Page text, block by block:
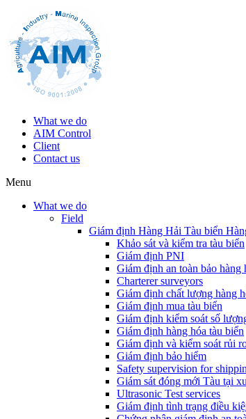
What we do
AIM Control
Client
Contact us
Menu
What we do
Field
Giám định Hàng Hải Tàu biển
Khảo sát và kiểm tra tàu biển
Giám định PNI
Giám định an toàn bảo hàng
Charterer surveyors
Giám định chất lượng hàng
​Giám định mua tàu biển
Giám định kiểm soát số
Giám định hàng hóa tàu biển
Giám định và kiểm soát rủi
Giám định bảo hiểm
Safety supervision for
Giám sát đóng mới Tàu tại
Ultrasonic Test services
Giám định tình trạng điều